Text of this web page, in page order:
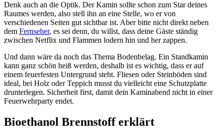
Denk auch an die Optik. Der Kamin sollte schon zum Star deines
Raumes werden, also stell ihn an eine Stelle, wo er von
verschiedenen Seiten gut sichtbar ist. Aber bitte nicht direkt neben
dem Fernseher, es sei denn, du willst, dass deine Gäste ständig
zwischen Netflix und Flammen lodern hin und her zappen.
Und dann wäre da noch das Thema Bodenbelag. Ein Standkamin
kann ganz schön heiß werden, deshalb ist es wichtig, dass er auf
einem feuerfesten Untergrund steht. Fliesen oder Steinböden sind
ideal, bei Holz oder Teppich musst du vielleicht eine Schutzplatte
drunterlegen. Sicherheit first, damit dein Kaminabend nicht in einer
Feuerwehrparty endet.
Bioethanol Brennstoff erklärt